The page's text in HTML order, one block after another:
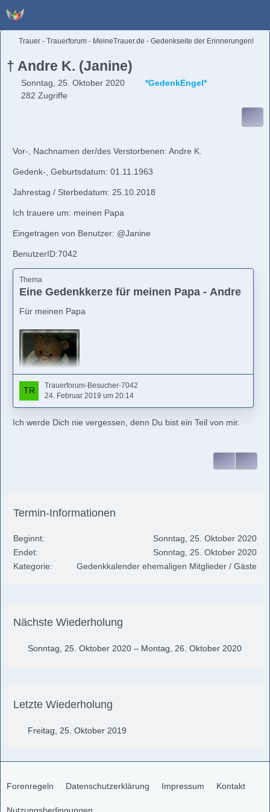
Trauer - Trauerforum - MeineTrauer.de - Gedenkseite der Erinnerungen!
† Andre K. (Janine)
Sonntag, 25. Oktober 2020
*GedenkEngel*
282 Zugriffe
Vor-, Nachnamen der/des Verstorbenen: Andre K.
Gedenk-, Geburtsdatum: 01.11.1963
Jahrestag / Sterbedatum: 25.10.2018
Ich trauere um: meinen Papa
Eingetragen von Benutzer: @Janine
BenutzerID:7042
Thema
Eine Gedenkkerze für meinen Papa - Andre
Für meinen Papa
Trauerforum-Besucher-7042
24. Februar 2019 um 20:14
Ich werde Dich nie vergessen, denn Du bist ein Teil von mir.
Termin-Informationen
Beginnt
Sonntag, 25. Oktober 2020
Endet
Sonntag, 25. Oktober 2020
Kategorie
Gedenkkalender ehemaligen Mitglieder / Gäste
Nächste Wiederholung
Sonntag, 25. Oktober 2020 – Montag, 26. Oktober 2020
Letzte Wiederholung
Freitag, 25. Oktober 2019
Forenregeln Datenschutzerklärung Impressum Kontakt